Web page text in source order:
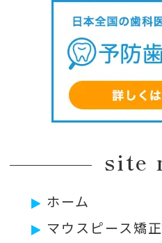
site
ホーム
マウスピース矯正